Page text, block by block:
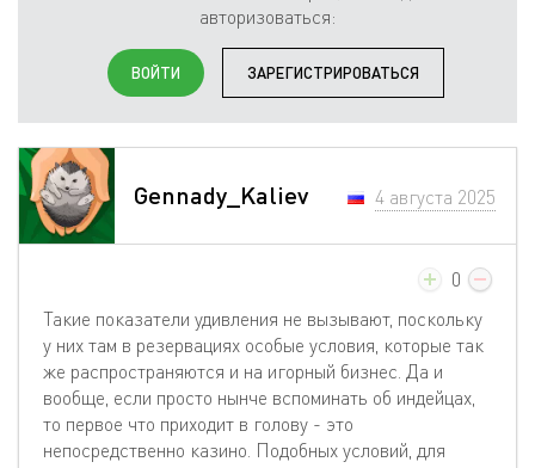
авторизоваться:
ВОЙТИ ЗАРЕГИСТРИРОВАТЬСЯ
Gennady_Kaliev 4 августа 2025
0
Такие показатели удивления не вызывают, поскольку
у них там в резервациях особые условия, которые так
же распространяются и на игорный бизнес. Да и
вообще, если просто нынче вспоминать об индейцах,
то первое что приходит в голову - это
непосредственно казино. Подобных условий, для